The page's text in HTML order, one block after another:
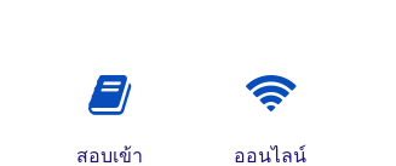
สอบเข้า ออนไลน์